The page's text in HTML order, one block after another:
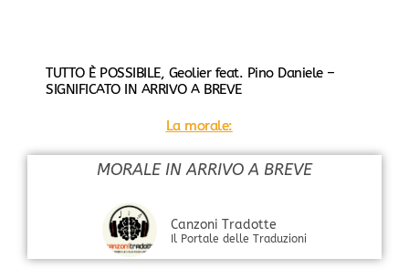
TUTTO È POSSIBILE, Geolier feat. Pino Daniele –
SIGNIFICATO IN ARRIVO A BREVE
La morale:
MORALE IN ARRIVO A BREVE
Canzoni Tradotte
Il Portale delle Traduzioni